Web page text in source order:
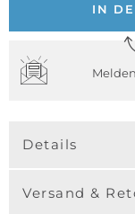
IN
Details
Versand &